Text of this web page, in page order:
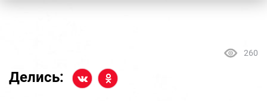
260
Делись: